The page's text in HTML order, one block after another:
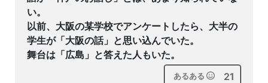
い。
以前、大阪の某学校でアンケートしたら、大半の
学生が「大阪の話」と思い込んでいた。
舞台は「広島」と答えた人もいた。
あるある 21